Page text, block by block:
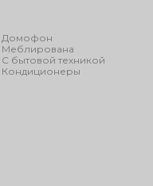
Домофон
Меблирована
С бытовой техникой
Кондиционеры